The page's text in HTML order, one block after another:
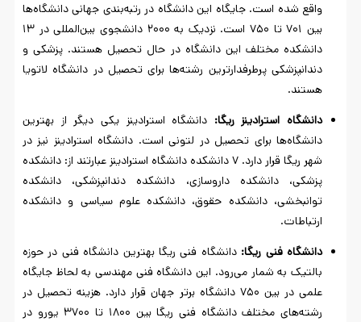
واقع شده است. جایگاه این دانشگاه در رتبه‌بندی جهانی دانشگاه‌ها
بین ۷۰۱ تا ۷۵۰ است. نزدیک به ۲۰۰۰ دانشجوی بین‌المللی در ۱۳
دانشکده مختلف این دانشگاه در حال تحصیل هستند. پزشکی و
دندانپزشکی پرطرفدارترین رشته‌ها برای تحصیل در دانشگاه لاتویا
هستند.
دانشگاه استرادینز ریگا: دانشگاه استرادینز یکی دیگر از بهترین
دانشگاه‌ها برای تحصیل در لتونی است. دانشگاه استرادینز نیز در
شهر ریگا قرار دارد. ۷ دانشکده دانشگاه استرادینز عبارتند از: دانشکده
پزشکی، دانشکده داروسازی، دانشکده دندانپزشکی، دانشکده
توانبخشی، دانشکده حقوق، دانشکده علوم سیاسی و دانشکده
ارتباطات.
دانشگاه فنی ریگا: دانشگاه فنی ریگا بهترین دانشگاه فنی در حوزه
بالتیک به شمار می‌رود. این دانشگاه فنی مهندسی به لحاظ جایگاه
علمی در بین ۷۵۰ دانشگاه برتر جهان قرار دارد. هزینه تحصیل در
رشته‌های مختلف دانشگاه فنی ریگا بین ۱۸۰۰ تا ۳۷۰۰ یورو در